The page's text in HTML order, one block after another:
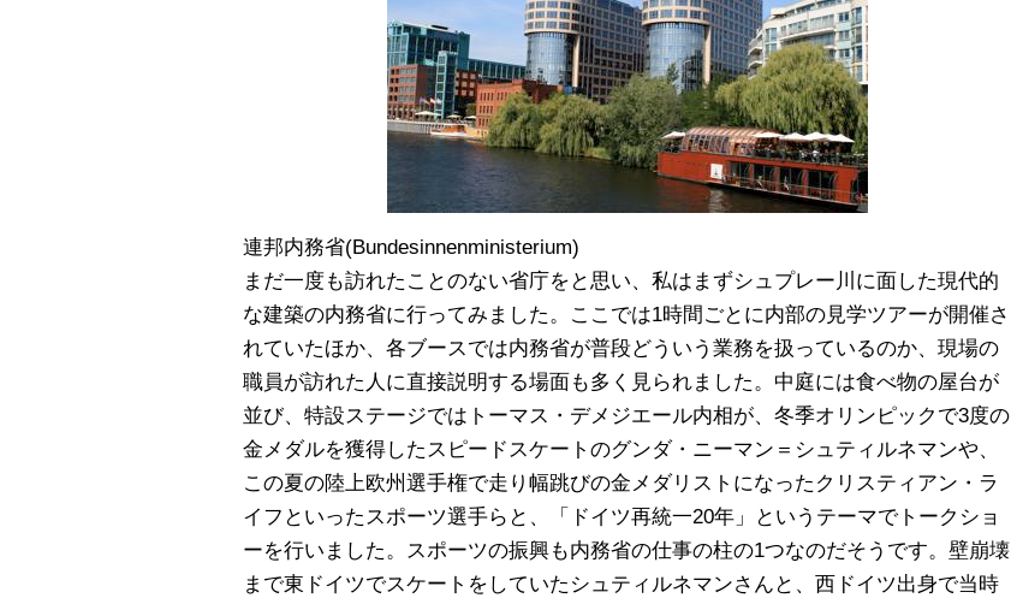
連邦内務省(Bundesinnenministerium)
まだ一度も訪れたことのない省庁をと思い、私はまずシュプレー川に面した現代的
な建築の内務省に行ってみました。ここでは1時間ごとに内部の見学ツアーが開催さ
れていたほか、各ブースでは内務省が普段どういう業務を扱っているのか、現場の
職員が訪れた人に直接説明する場面も多く見られました。中庭には食べ物の屋台が
並び、特設ステージではトーマス・デメジエール内相が、冬季オリンピックで3度の
金メダルを獲得したスピードスケートのグンダ・ニーマン＝シュティルネマンや、
この夏の陸上欧州選手権で走り幅跳びの金メダリストになったクリスティアン・ラ
イフといったスポーツ選手らと、「ドイツ再統一20年」というテーマでトークショ
ーを行いました。スポーツの振興も内務省の仕事の柱の1つなのだそうです。壁崩壊
まで東ドイツでスケートをしていたシュティルネマンさんと、西ドイツ出身で当時